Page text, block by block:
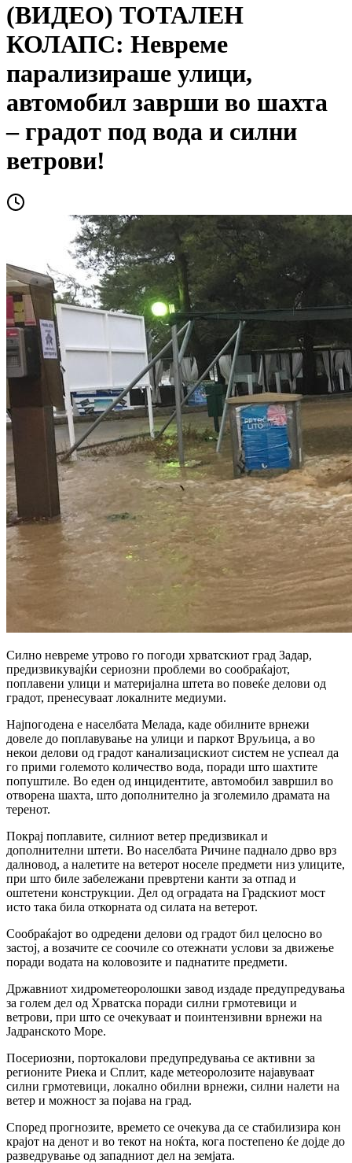
(ВИДЕО) ТОТАЛЕН
КОЛАПС: Невреме
парализираше улици,
автомобил заврши во шахта
– градот под вода и силни
ветрови!
Силно невреме утрово го погоди хрватскиот град Задар,
предизвикувајќи сериозни проблеми во сообраќајот,
поплавени улици и материјална штета во повеќе делови од
градот, пренесуваат локалните медиуми.
Најпогодена е населбата Мелада, каде обилните врнежи
довеле до поплавување на улици и паркoт Вруљица, а во
некои делови од градот канализацискиот систем не успеал да
го прими големото количество вода, поради што шахтите
попуштиле. Во еден од инцидентите, автомобил завршил во
отворена шахта, што дополнително ја зголемило драмата на
теренот.
Покрај поплавите, силниот ветер предизвикал и
дополнителни штети. Во населбата Ричине паднало дрво врз
далновод, а налетите на ветерот носеле предмети низ улиците,
при што биле забележани превртени канти за отпад и
оштетени конструкции. Дел од оградата на Градскиот мост
исто така била откорната од силата на ветерот.
Сообраќајот во одредени делови од градот бил целосно во
застој, а возачите се соочиле со отежнати услови за движење
поради водата на коловозите и паднатите предмети.
Државниот хидрометеоролошки завод издаде предупредувања
за голем дел од Хрватска поради силни грмотевици и
ветрови, при што се очекуваат и поинтензивни врнежи на
Јадранското Море.
Посериозни, портокалови предупредувања се активни за
регионите Риека и Сплит, каде метеоролозите најавуваат
силни грмотевици, локално обилни врнежи, силни налети на
ветер и можност за појава на град.
Според прогнозите, времето се очекува да се стабилизира кон
крајот на денот и во текот на ноќта, кога постепено ќе дојде до
разведрување од западниот дел на земјата.